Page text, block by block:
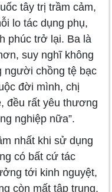
tây trị trầm cảm,
lo tác dụng phụ,
phúc trở lại. Ba là
suy nghĩ không
người chồng tệ bạc
đời mình, chị
đều rất yêu thương
nghiệp nữa”.
nhất khi sử dụng
có bất cứ tác
tới kinh nguyệt,
còn mất tập trung,